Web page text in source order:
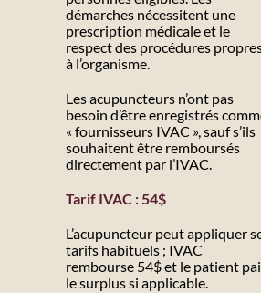
démarches nécessitent une
prescription médicale et le
respect des procédures
à l’organisme.
Les acupuncteurs n’ont pas
besoin d’être enregistrés
« fournisseurs IVAC », sauf s’ils
souhaitent être remboursés
directement par l’IVAC.
Tarif IVAC : 54$
L’acupuncteur peut appliquer
tarifs habituels ; IVAC
rembourse 54$ et le patient
le surplus si applicable.